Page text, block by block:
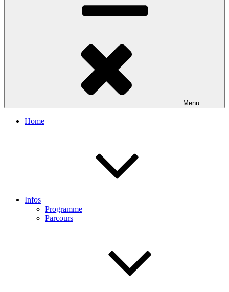
Menu
Home
Infos
Programme
Parcours